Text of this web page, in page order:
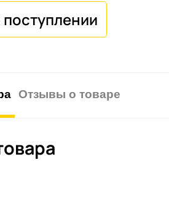
Отзывы о товаре